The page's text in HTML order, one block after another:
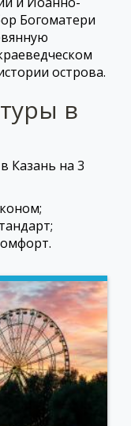
Богоматери
острова.
в
Казань на 3